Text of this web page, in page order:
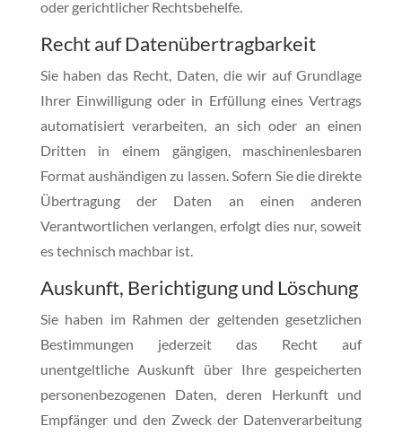
oder gerichtlicher Rechtsbehelfe.
Recht auf Daten­übertrag­barkeit
Sie haben das Recht, Daten, die wir auf Grundlage
Ihrer Einwilligung oder in Erfüllung eines Vertrags
automatisiert verarbeiten, an sich oder an einen
Dritten in einem gängigen, maschinenlesbaren
Format aushändigen zu lassen. Sofern Sie die direkte
Übertragung der Daten an einen anderen
Verantwortlichen verlangen, erfolgt dies nur, soweit
es technisch machbar ist.
Auskunft, Berichtigung und Löschung
Sie haben im Rahmen der geltenden gesetzlichen
Bestimmungen jederzeit das Recht auf
unentgeltliche Auskunft über Ihre gespeicherten
personenbezogenen Daten, deren Herkunft und
Empfänger und den Zweck der Datenverarbeitung